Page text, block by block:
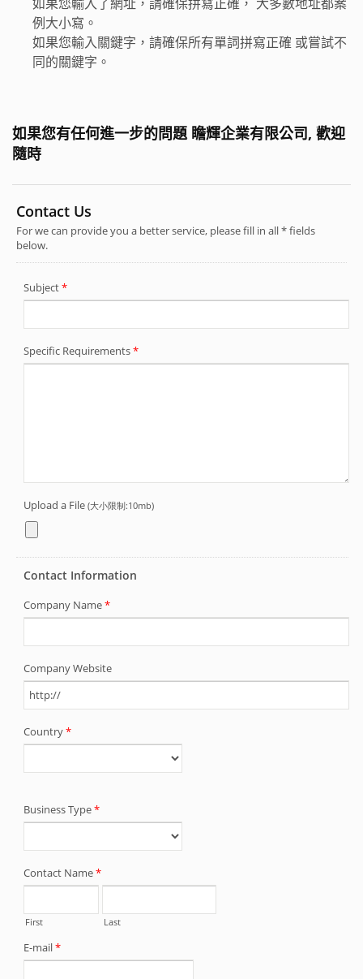
如果您輸入了網址，請確保拼寫正確， 大多數地址都案
例大小寫。
如果您輸入關鍵字，請確保所有單詞拼寫正確 或嘗試不
同的關鍵字。
如果您有任何進一步的問題 瞻輝企業有限公司, 歡迎
隨時